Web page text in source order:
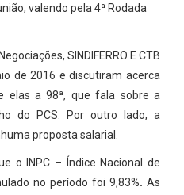
valendo pela 4ª Rodada
SINDIFERRO E CTB
de 2016 e discutiram acerca
elas a 98ª, que fala sobre a
do PCS. Por outro lado, a
proposta salarial.
o INPC – Índice Nacional de
no período foi 9,83%. As